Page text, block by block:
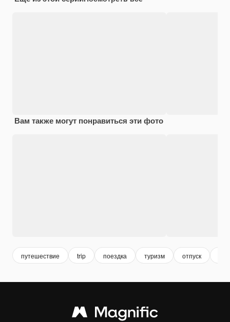
Вам также могут понравиться эти фото
путешествие trip поездка туризм отпуск